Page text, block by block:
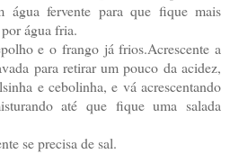
água fervente para que fique mais
água fria.
e o frango já frios.Acrescente a
para retirar um pouco da acidez,
e cebolinha, e vá acrescentando
até que fique uma salada
se precisa de sal.